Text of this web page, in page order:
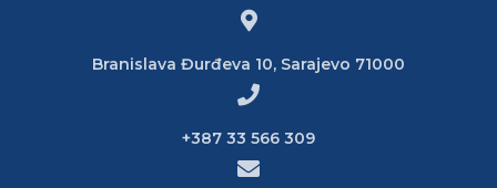
Branislava Đurđeva 10, Sarajevo 71000
+387 33 566 309